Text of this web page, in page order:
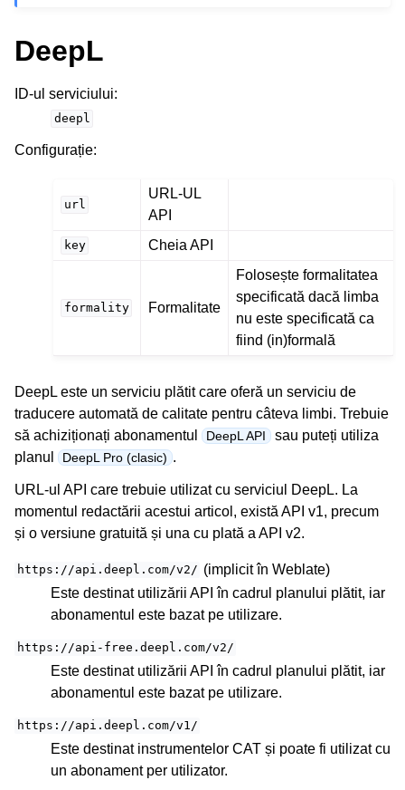
DeepL
ID-ul serviciului:
deepl
Configurație:
url
URL-UL
API
key Cheia API
formality Formalitate
Folosește formalitatea
specificată dacă limba
nu este specificată ca
fiind (in)formală
DeepL este un serviciu plătit care oferă un serviciu de
traducere automată de calitate pentru câteva limbi. Trebuie
să achiziționați abonamentul
DeepL API sau puteți utiliza
planul
DeepL Pro (clasic) .
URL-ul API care trebuie utilizat cu serviciul DeepL. La
momentul redactării acestui articol, există API v1, precum
și o versiune gratuită și una cu plată a API v2.
https://api.deepl.com/v2/ (implicit în Weblate)
Este destinat utilizării API în cadrul planului plătit, iar
abonamentul este bazat pe utilizare.
https://api-free.deepl.com/v2/
Este destinat utilizării API în cadrul planului plătit, iar
abonamentul este bazat pe utilizare.
https://api.deepl.com/v1/
Este destinat instrumentelor CAT și poate fi utilizat cu
un abonament per utilizator.